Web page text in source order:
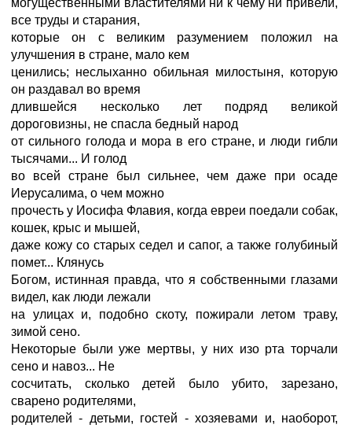
могущественными властителями ни к чему ни привели,
все труды и старания,
которые он с великим разумением положил на
улучшения в стране, мало кем
ценились; неслыханно обильная милостыня, которую
он раздавал во время
длившейся несколько лет подряд великой
дороговизны, не спасла бедный народ
от сильного голода и мора в его стране, и люди гибли
тысячами... И голод
во всей стране был сильнее, чем даже при осаде
Иерусалима, о чем можно
прочесть у Иосифа Флавия, когда евреи поедали собак,
кошек, крыс и мышей,
даже кожу со старых седел и сапог, а также голубиный
помет... Клянусь
Богом, истинная правда, что я собственными глазами
видел, как люди лежали
на улицах и, подобно скоту, пожирали летом траву,
зимой сено.
Hекоторые были уже мертвы, у них изо рта торчали
сено и навоз... Hе
сосчитать, сколько детей было убито, зарезано,
сварено родителями,
родителей - детьми, гостей - хозяевами и, наоборот,